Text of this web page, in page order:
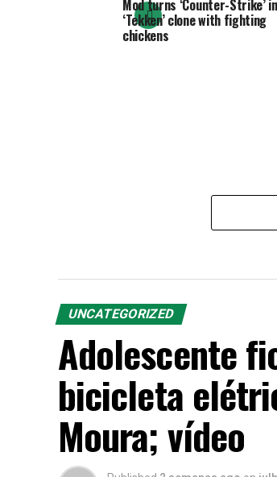
Mod turns ‘Counter-Strike’
‘Tekken’ clone with fighting
chickens
UNCATEGORIZED
Adolescente
bicicleta
Moura; vídeo